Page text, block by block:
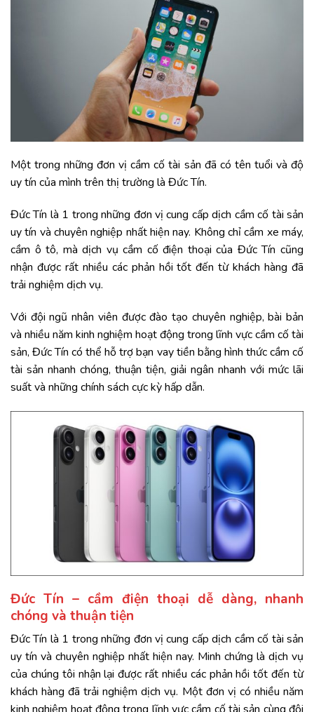
Một trong những đơn vị cầm cố tài sản đã có tên tuổi và độ
uy tín của mình trên thị trường là Đức Tín.
Đức Tín là 1 trong những đơn vị cung cấp dịch cầm cố tài sản
uy tín và chuyên nghiệp nhất hiện nay. Không chỉ cầm xe máy,
cầm ô tô, mà dịch vụ cầm cố điện thoại của Đức Tín cũng
nhận được rất nhiều các phản hồi tốt đến từ khách hàng đã
trải nghiệm dịch vụ.
Với đội ngũ nhân viên được đào tạo chuyên nghiệp, bài bản
và nhiều năm kinh nghiệm hoạt động trong lĩnh vực cầm cố tài
sản, Đức Tín có thể hỗ trợ bạn vay tiền bằng hình thức cầm cố
tài sản nhanh chóng, thuận tiện, giải ngân nhanh với mức lãi
suất và những chính sách cực kỳ hấp dẫn.
Đức Tín – cầm điện thoại dễ dàng, nhanh
chóng và thuận tiện
Đức Tín là 1 trong những đơn vị cung cấp dịch cầm cố tài sản
uy tín và chuyên nghiệp nhất hiện nay. Minh chứng là dịch vụ
của chúng tôi nhận lại được rất nhiều các phản hồi tốt đến từ
khách hàng đã trải nghiệm dịch vụ. Một đơn vị có nhiều năm